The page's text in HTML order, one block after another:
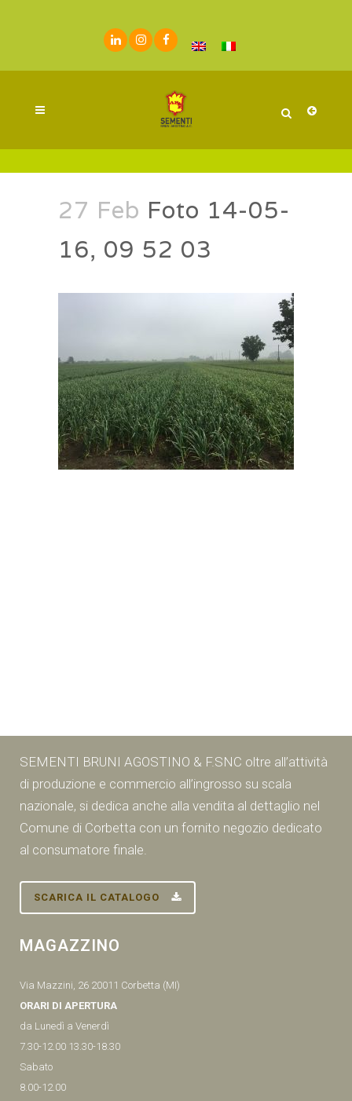
27 Feb Foto 14-05-
16, 09 52 03
SEMENTI BRUNI AGOSTINO & F.SNC oltre all’attività
di produzione e commercio all’ingrosso su scala
nazionale, si dedica anche alla vendita al dettaglio nel
Comune di Corbetta con un fornito negozio dedicato
al consumatore finale.
SCARICA IL CATALOGO
MAGAZZINO
Via Mazzini, 26 20011 Corbetta (MI)
ORARI DI APERTURA
da Lunedì a Venerdì
7.30-12.00 13.30-18.30
Sabato
8.00-12.00